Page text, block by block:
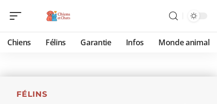
Chiens Félins Garantie Infos Monde animal
FÉLINS